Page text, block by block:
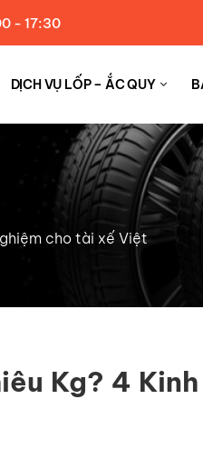
- 17:30
DỊCH VỤ LỐP – ẮC QUY
cho tài xế Việt
Kg? 4